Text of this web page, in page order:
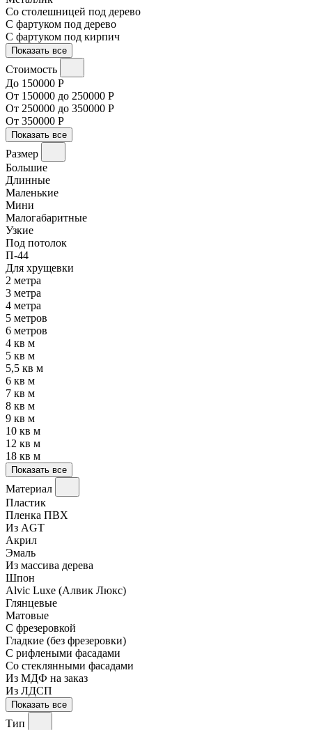
Со столешницей под дерево
С фартуком под дерево
С фартуком под кирпич
Показать все
Стоимость
До 150000 Р
От 150000 до 250000 Р
От 250000 до 350000 Р
От 350000 Р
Показать все
Размер
Большие
Длинные
Маленькие
Мини
Малогабаритные
Узкие
Под потолок
П-44
Для хрущевки
2 метра
3 метра
4 метра
5 метров
6 метров
4 кв м
5 кв м
5,5 кв м
6 кв м
7 кв м
8 кв м
9 кв м
10 кв м
12 кв м
18 кв м
Показать все
Материал
Пластик
Пленка ПВХ
Из AGT
Акрил
Эмаль
Из массива дерева
Шпон
Alvic Luxe (Алвик Люкс)
Глянцевые
Матовые
С фрезеровкой
Гладкие (без фрезеровки)
С рифлеными фасадами
Со стеклянными фасадами
Из МДФ на заказ
Из ЛДСП
Показать все
Тип